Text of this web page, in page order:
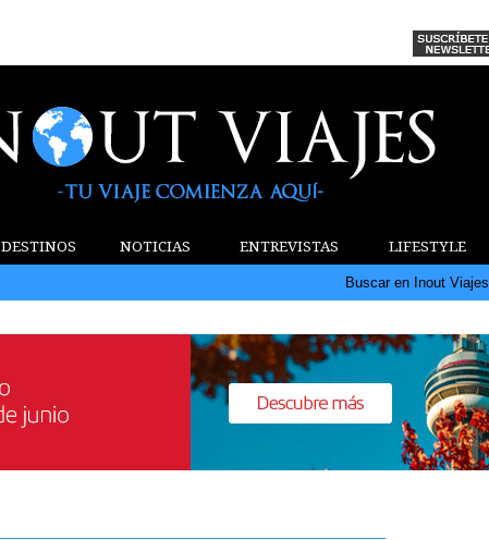
DESTINOS NOTICIAS ENTREVISTAS LIFESTYLE
Buscar en Inout Viajes